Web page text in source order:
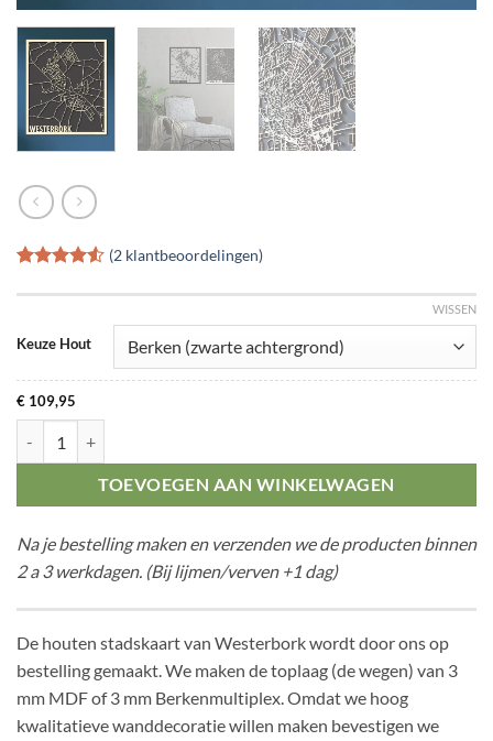
4.5op 5
op
klant
waarderingen
(2klantbeoordelingen)
Keuze Hout
WISSEN
€ 109,95
TOEVOEGEN AAN WINKELWAGEN
Na je bestelling maken en verzenden we de producten binnen
2 a 3 werkdagen. (Bij lijmen/verven +1 dag)
De houten stadskaart van Westerbork wordt door ons op
bestelling gemaakt. We maken de toplaag (de wegen) van 3
mm MDF of 3 mm Berkenmultiplex. Omdat we hoog
kwalitatieve wanddecoratie willen maken bevestigen we